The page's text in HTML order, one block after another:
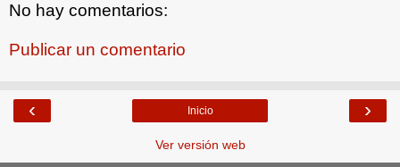
No hay comentarios:
Publicar un comentario
‹ ›
Inicio
Ver versión web